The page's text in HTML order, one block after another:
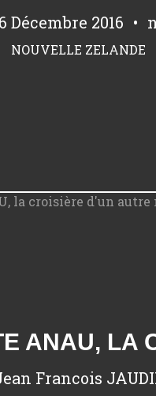
6 Décembre 2016
NOUVELLE ZELANDE
Francois